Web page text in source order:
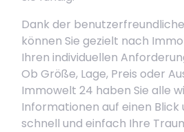
Dank der
können Sie gezielt nach
Ihren individuellen
Ob Größe, Lage, Preis oder
Immowelt 24 haben Sie alle
Informationen auf einen Blick
schnell und einfach Ihre